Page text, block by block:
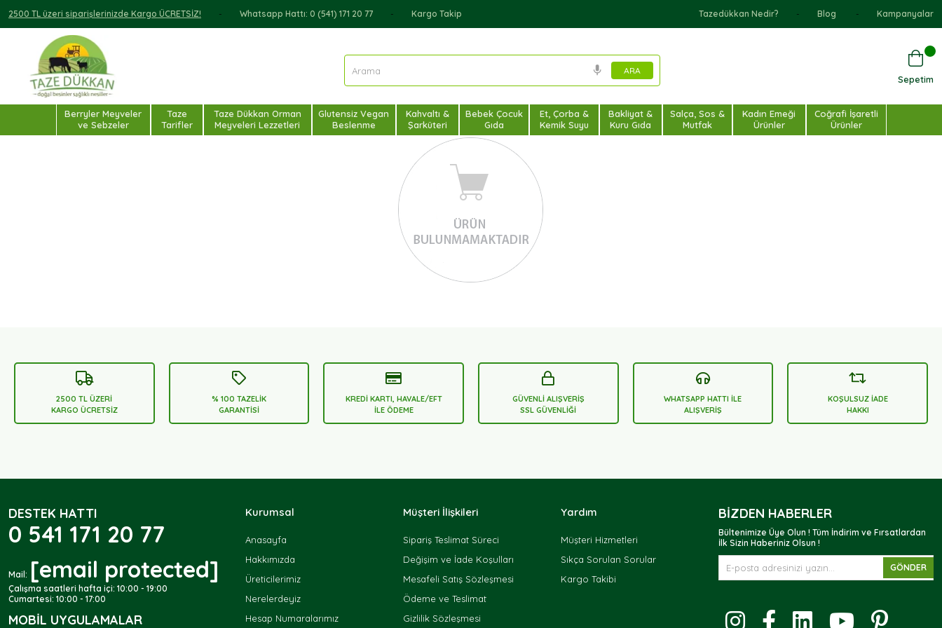
2500 TL üzeri siparişlerinizde Kargo ÜCRETSİZ! Whatsapp Hattı: 0 (541) 171 20 77 Kargo Takip Tazedükkan Nedir? Blog Kampanyalar
Sepetim
Berryler Meyveler
ve Sebzeler
Taze
Tarifler
Taze Dükkan Orman
Meyveleri Lezzetleri
Glutensiz Vegan
Beslenme
Kahvaltı &
Şarküteri
Bebek Çocuk
Gıda
Et, Çorba &
Kemik Suyu
Bakliyat &
Kuru Gıda
Salça, Sos &
Mutfak
Kadın Emeği
Ürünler
Coğrafi İşaretli
Ürünler
2500 TL ÜZERİ
KARGO ÜCRETSİZ
% 100 TAZELİK
GARANTİSİ
KREDİ KARTI, HAVALE/EFT
İLE ÖDEME
GÜVENLİ ALIŞVERİŞ
SSL GÜVENLİĞİ
WHATSAPP HATTI İLE
ALIŞVERİŞ
KOŞULSUZ İADE
HAKKI
DESTEK HATTI
0 541 171 20 77
Mail: [email protected]
Çalışma saatleri hafta içi: 10:00 - 19:00
Cumartesi: 10:00 - 17:00
MOBIL UYGULAMALAR
Kurumsal
Anasayfa
Hakkımızda
Üreticilerimiz
Nerelerdeyiz
Hesap Numaralarımız
Müşteri İlişkileri
Sipariş Teslimat Süreci
Değişim ve İade Koşulları
Mesafeli Satış Sözleşmesi
Ödeme ve Teslimat
Gizlilik Sözleşmesi
Yardım
Müşteri Hizmetleri
Sıkça Sorulan Sorular
Kargo Takibi
BIZDEN HABERLER
Bültenimize Üye Olun ! Tüm İndirim ve Fırsatlardan
İlk Sizin Haberiniz Olsun !
GÖNDER